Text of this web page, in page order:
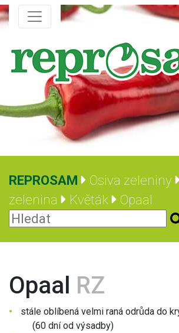
REPROSAM Osiva zeleniny
zelenina
Květák Opaal
Opaal RZ
stále oblíbená velmi raná odrůda do
(60 dní od výsadby)